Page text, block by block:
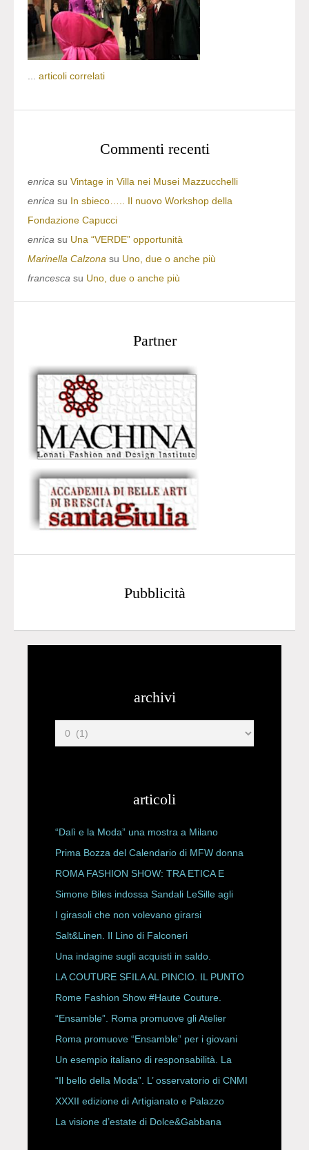
articoli correlati
Commenti recenti
enrica su Vintage in Villa nei Musei Mazzucchelli
enrica su In sbieco….. Il nuovo Workshop della
Fondazione Capucci
enrica su Una “VERDE” opportunità
Marinella Calzona su Uno, due o anche più
francesca su Uno, due o anche più
Partner
Pubblicità
archivi
articoli
“Dalì e la Moda” una mostra a Milano
Prima Bozza del Calendario di MFW donna
P/E 2027
ROMA FASHION SHOW: TRA ETICA E
HAUTE COUTURE
Simone Biles indossa Sandali LeSille agli
ESPY Awards 2026
I girasoli che non volevano girarsi
Salt&Linen. Il Lino di Falconeri
Una indagine sugli acquisti in saldo.
LA COUTURE SFILA AL PINCIO. IL PUNTO
CON ALESSANDRO ONORATO E
ROBERTA ANGELILLI
Rome Fashion Show #Haute Couture.
“Ensamble”. Roma promuove gli Atelier
Storici
Roma promuove “Ensamble” per i giovani
Un esempio italiano di responsabilità. La
Rete Slow Fiber
“Il bello della Moda”. L’ osservatorio di CNMI
XXXII edizione di Artigianato e Palazzo
La visione d’estate di Dolce&Gabbana